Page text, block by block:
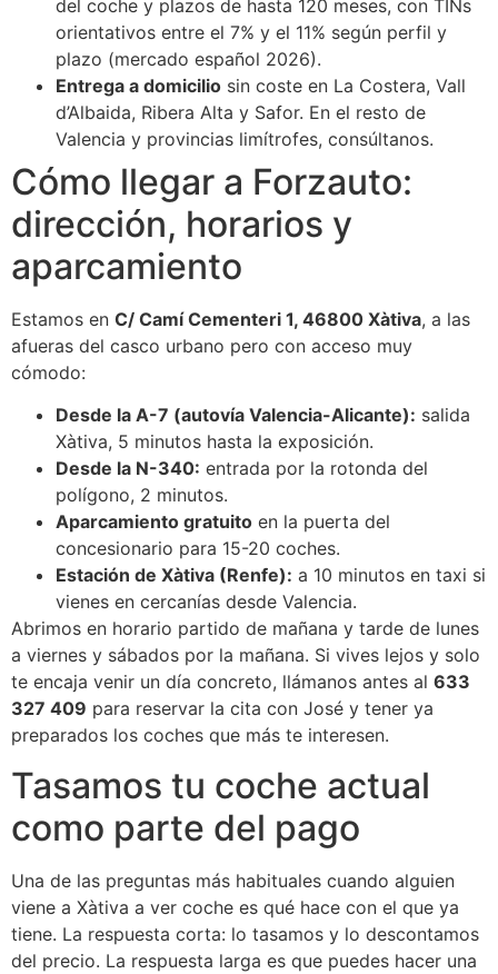
del coche y plazos de hasta 120 meses, con TINs
orientativos entre el 7% y el 11% según perfil y
plazo (mercado español 2026).
Entrega a domicilio sin coste en La Costera, Vall
d’Albaida, Ribera Alta y Safor. En el resto de
Valencia y provincias limítrofes, consúltanos.
Cómo llegar a Forzauto:
dirección, horarios y
aparcamiento
Estamos en C/ Camí Cementeri 1, 46800 Xàtiva, a las
afueras del casco urbano pero con acceso muy
cómodo:
Desde la A-7 (autovía Valencia-Alicante): salida
Xàtiva, 5 minutos hasta la exposición.
Desde la N-340: entrada por la rotonda del
polígono, 2 minutos.
Aparcamiento gratuito en la puerta del
concesionario para 15-20 coches.
Estación de Xàtiva (Renfe): a 10 minutos en taxi si
vienes en cercanías desde Valencia.
Abrimos en horario partido de mañana y tarde de lunes
a viernes y sábados por la mañana. Si vives lejos y solo
te encaja venir un día concreto, llámanos antes al 633
327 409 para reservar la cita con José y tener ya
preparados los coches que más te interesen.
Tasamos tu coche actual
como parte del pago
Una de las preguntas más habituales cuando alguien
viene a Xàtiva a ver coche es qué hace con el que ya
tiene. La respuesta corta: lo tasamos y lo descontamos
del precio. La respuesta larga es que puedes hacer una